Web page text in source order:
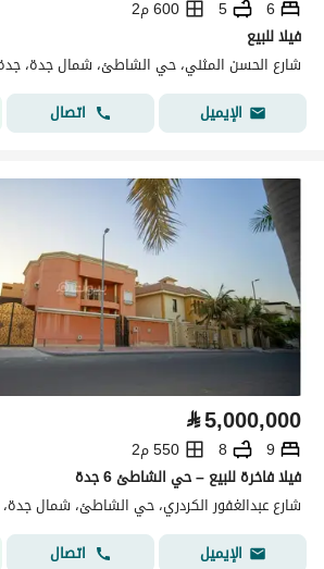
6
5
600 م2
فيلا للبيع
شارع الحسن المثني، حي الشاطئ، شمال جدة،
الإيميل
اتصال
⃁5,000,000
9
8
550 م2
فيلا فاخرة للبيع – حي الشاطئ 6 جدة
شارع عبدالغفور الكردري، حي الشاطئ، شمال
الإيميل
اتصال